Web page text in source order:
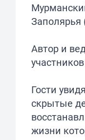
Заполярья
Автор и
Гости
скрытые
жизни